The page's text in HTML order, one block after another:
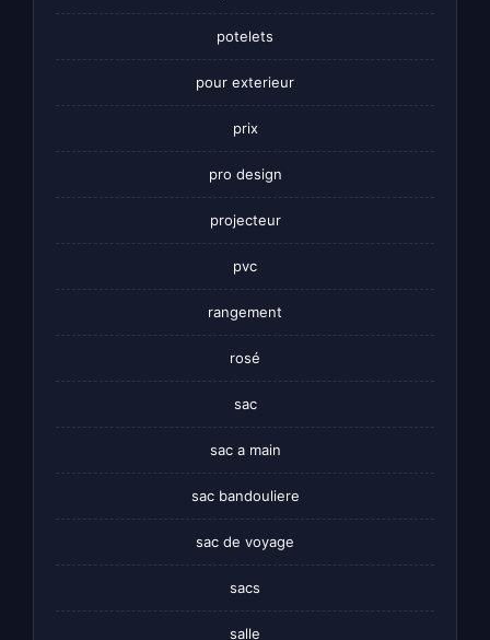
potelets
pour exterieur
prix
pro design
projecteur
pvc
rangement
rosé
sac
sac a main
sac bandouliere
sac de voyage
sacs
salle